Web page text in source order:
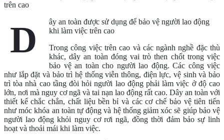
D
ây an toàn được sử dụng để bảo vệ người lao động
khi làm việc trên cao
Trong công việc trên cao và các ngành nghề đặc thù
khác, dây an toàn đóng vai trò then chốt trong việc
bảo vệ an toàn cho người lao động. Các công việc
như lắp đặt và bảo trì hệ thống viễn thông, điện lực, vệ sinh và bảo
trì tòa nhà cao tầng đòi hỏi người lao động phải làm việc ở độ cao
lớn, nơi mà nguy cơ ngã và tai nạn lao động rất cao. Dây an toàn với
thiết kế chắc chắn, chất liệu bền bỉ và các cơ chế bảo vệ tiên tiến
như móc khóa an toàn tự động và hệ thống giảm xóc sẽ giúp bảo vệ
người lao động khỏi nguy cơ rơi ngã, đồng thời đảm bảo sự linh
hoạt và thoải mái khi làm việc.